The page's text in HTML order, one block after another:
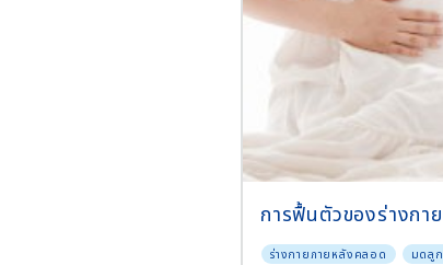
การฟื้นตัวของร่างกาย
ร่างกายภายหลังคลอด
มดลูก